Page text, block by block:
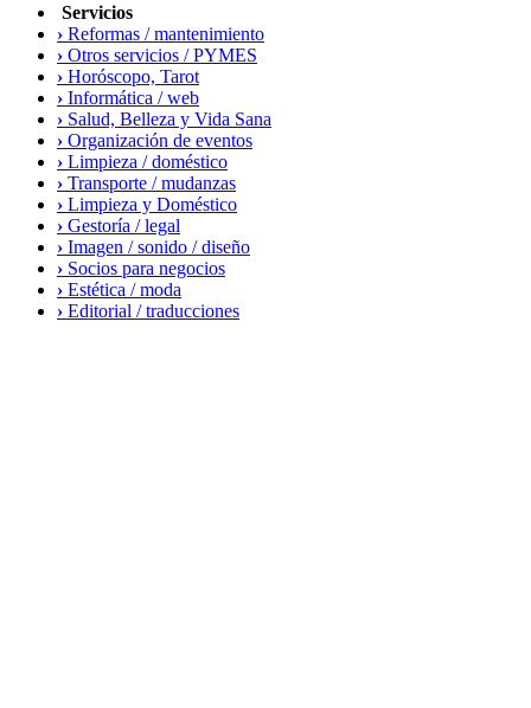
Servicios
› Reformas / mantenimiento
› Otros servicios / PYMES
› Horóscopo, Tarot
› Informática / web
› Salud, Belleza y Vida Sana
› Organización de eventos
› Limpieza / doméstico
› Transporte / mudanzas
› Limpieza y Doméstico
› Gestoría / legal
› Imagen / sonido / diseño
› Socios para negocios
› Estética / moda
› Editorial / traducciones